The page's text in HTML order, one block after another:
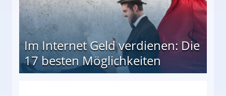
Im Internet Geld verdienen: Die
17 besten Möglichkeiten